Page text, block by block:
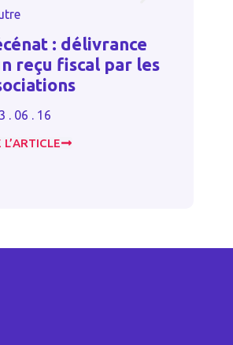
: délivrance
reçu fiscal par les
. 06 . 16
L’ARTICLE